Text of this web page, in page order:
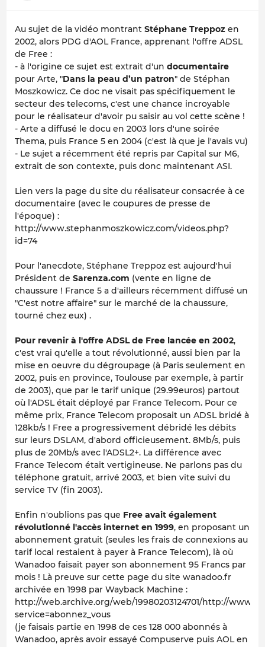
Au sujet de la vidéo montrant Stéphane Treppoz en
2002, alors PDG d'AOL France, apprenant l'offre ADSL
de Free :
- à l'origine ce sujet est extrait d'un documentaire
pour Arte, "Dans la peau d’un patron" de Stéphan
Moszkowicz. Ce doc ne visait pas spécifiquement le
secteur des telecoms, c'est une chance incroyable
pour le réalisateur d'avoir pu saisir au vol cette scène !
- Arte a diffusé le docu en 2003 lors d'une soirée
Thema, puis France 5 en 2004 (c'est là que je l'avais vu)
- Le sujet a récemment été repris par Capital sur M6,
extrait de son contexte, puis donc maintenant ASI.
Lien vers la page du site du réalisateur consacrée à ce
documentaire (avec le coupures de presse de
l'époque) :
http://www.stephanmoszkowicz.com/videos.php?
id=74
Pour l'anecdote, Stéphane Treppoz est aujourd'hui
Président de Sarenza.com (vente en ligne de
chaussure ! France 5 a d'ailleurs récemment diffusé un
"C'est notre affaire" sur le marché de la chaussure,
tourné chez eux) .
Pour revenir à l'offre ADSL de Free lancée en 2002,
c'est vrai qu'elle a tout révolutionné, aussi bien par la
mise en oeuvre du dégroupage (à Paris seulement en
2002, puis en province, Toulouse par exemple, à partir
de 2003), que par le tarif unique (29.99euros) partout
où l'ADSL était déployé par France Telecom. Pour ce
même prix, France Telecom proposait un ADSL bridé à
128kb/s ! Free a progressivement débridé les débits
sur leurs DSLAM, d'abord officieusement. 8Mb/s, puis
plus de 20Mb/s avec l'ADSL2+. La différence avec
France Telecom était vertigineuse. Ne parlons pas du
téléphone gratuit, arrivé 2003, et bien vite suivi du
service TV (fin 2003).
Enfin n'oublions pas que Free avait également
révolutionné l'accès internet en 1999, en proposant un
abonnement gratuit (seules les frais de connexions au
tarif local restaient à payer à France Telecom), là où
Wanadoo faisait payer son abonnement 95 Francs par
mois ! Là preuve sur cette page du site wanadoo.fr
archivée en 1998 par Wayback Machine :
http://web.archive.org/web/19980203124701/http://
service=abonnez_vous
(je faisais partie en 1998 de ces 128 000 abonnés à
Wanadoo, après avoir essayé Compuserve puis AOL en